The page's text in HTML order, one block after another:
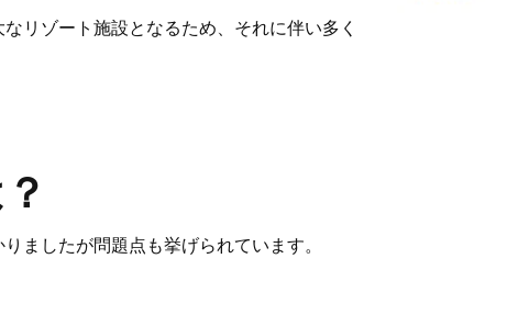
リゾート施設となるため、それに伴い多く
ましたが問題点も挙げられています。